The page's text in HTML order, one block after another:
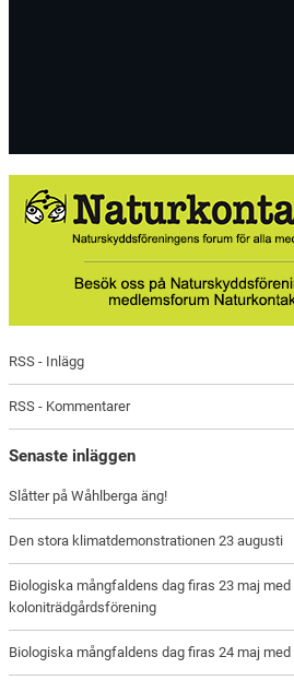
RSS - Inlägg
RSS - Kommentarer
Senaste inläggen
Slåtter på Wåhlberga äng!
Den stora klimatdemonstrationen 23 augusti
Biologiska mångfaldens dag firas 23 maj med
koloniträdgårdsförening
Biologiska mångfaldens dag firas 24 maj